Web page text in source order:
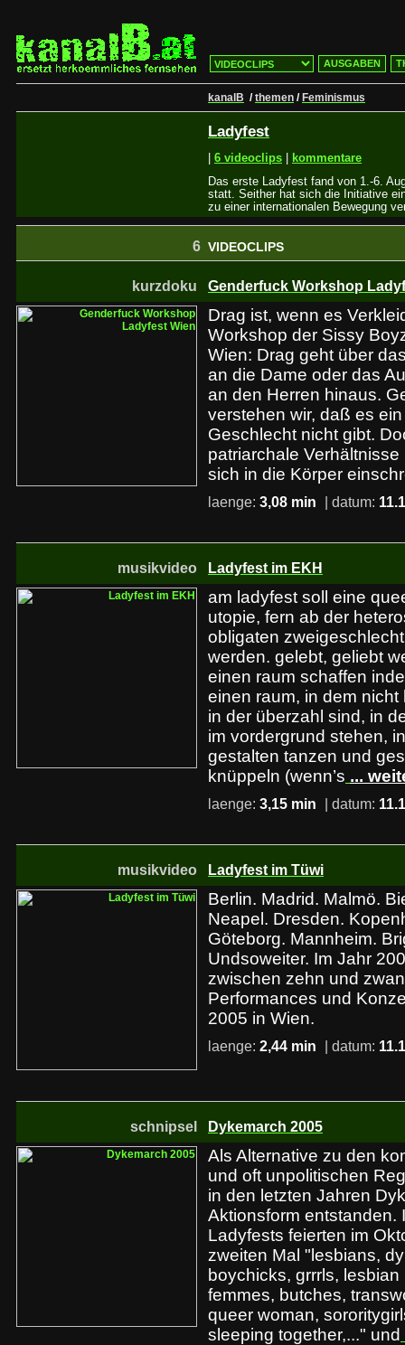
AUSGABEN
kanalB /themen / Feminismus
Ladyfest
6 videoclips
kommentare
Das erste Ladyfest fand von 1.-6.
statt. Seither hat sich die Initiative
zu einer internationalen Bewegung
6 VIDEOCLIPS
kurzdoku Genderfuck Workshop
Drag ist, wenn es
Workshop der Sissy
Wien: Drag geht über
an die Dame oder das
an den Herren hinaus.
verstehen wir, daß es
Geschlecht nicht gibt.
patriarchale
sich in die Körper
laenge: 3,08 min | datum:
musikvideo Ladyfest im EKH
am ladyfest soll eine
utopie, fern ab der
obligaten
werden. gelebt, geliebt
einen raum schaffen
einen raum, in dem
in der überzahl sind, in
im vordergrund stehen,
gestalten tanzen und
knüppeln (wenn’s ...
laenge: 3,15 min | datum:
musikvideo Ladyfest im Tüwi
Berlin. Madrid. Malmö.
Neapel. Dresden.
Göteborg. Mannheim.
Undsoweiter. Im Jahr
zwischen zehn und
Performances und
2005 in Wien.
laenge: 2,44 min | datum:
schnipsel Dykemarch 2005
Als Alternative zu den
und oft unpolitischen
in den letzten Jahren
Aktionsform entstanden.
Ladyfests feierten im
zweiten Mal "lesbians,
boychicks, grrrls,
femmes, butches,
queer woman,
sleeping together,..." und